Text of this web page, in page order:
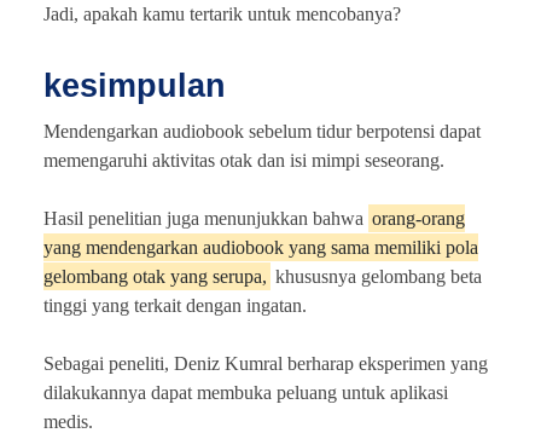
Jadi, apakah kamu tertarik untuk mencobanya?
kesimpulan
Mendengarkan audiobook sebelum tidur berpotensi dapat
memengaruhi aktivitas otak dan isi mimpi seseorang.
Hasil penelitian juga menunjukkan bahwa orang-orang
yang mendengarkan audiobook yang sama memiliki pola
gelombang otak yang serupa, khususnya gelombang beta
tinggi yang terkait dengan ingatan.
Sebagai peneliti, Deniz Kumral berharap eksperimen yang
dilakukannya dapat membuka peluang untuk aplikasi
medis.